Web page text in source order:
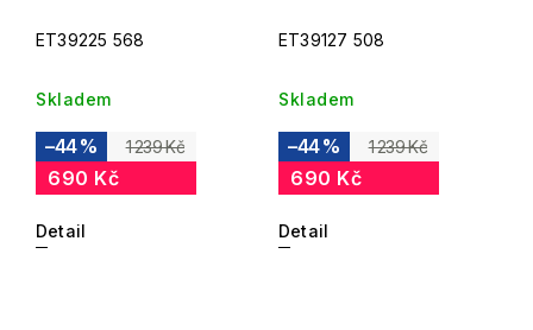
ET39225 568
Skladem
1 239 Kč
–44 %
690 Kč
Detail
ET39127 508
Skladem
1 239 Kč
–44 %
690 Kč
Detail